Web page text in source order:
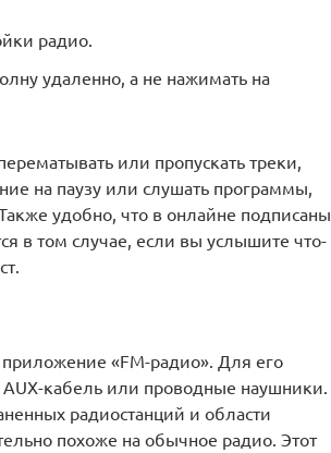
радио.
удаленно, а не нажимать на
или пропускать треки,
на паузу или слушать программы,
удобно, что в онлайне подписаны
в том случае, если вы услышите что-
приложение «FM-радио». Для его
AUX-кабель или проводные наушники.
радиостанций и области
похоже на обычное радио. Этот